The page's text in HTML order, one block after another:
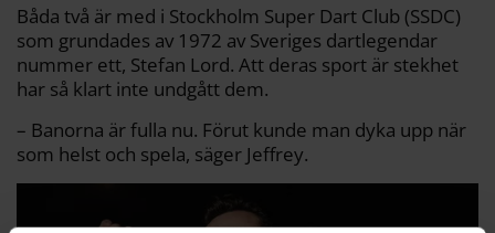
Båda två är med i Stockholm Super Dart Club (SSDC)
som grundades av 1972 av Sveriges dartlegendar
nummer ett, Stefan Lord. Att deras sport är stekhet
har så klart inte undgått dem.
– Banorna är fulla nu. Förut kunde man dyka upp när
som helst och spela, säger Jeffrey.